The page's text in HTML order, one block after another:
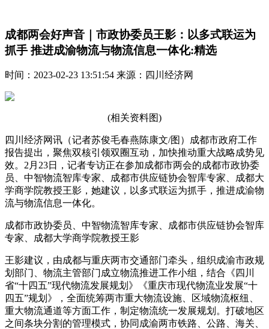
成都两会好声音｜市政协委员王影：以多式联运为
抓手 推进成渝物流与物流信息一体化:精选
时间：2023-02-23 13:51:54 来源：四川经济网
(相关资料图)
四川经济网讯（记者苏俊毛春燕陈康文/图）成都市政府工作
报告提出，聚焦双核引领双圈互动，加快推动重大战略成势见
效。2月23日，记者专访正在参加成都市两会的成都市政协委
员、中智物流智库专家、成都市供应链协会智库专家、成都大
学商学院教授王影，她建议，以多式联运为抓手，推进成渝物
流与物流信息一体化。
成都市政协委员、中智物流智库专家、成都市供应链协会智库
专家、成都大学商学院教授王影
王影建议，由成都与重庆两市交通部门牵头，组织成渝市政规
划部门、物流主管部门成立物流推进工作小组，结合《四川
省“十四五”现代物流发展规划》《重庆市现代物流业发展“十
四五”规划》，全面统筹两市重大物流设施、区域物流枢纽、
重大物流通道等方面工作，制定物流统一发展规划。打破地区
之间条块分割的管理模式，协同成渝两市铁路、公路、海关、